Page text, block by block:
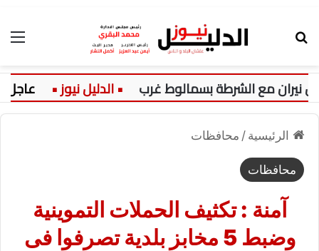
مع الشرطة بسمالوط غرب عاجل:
الرئيسية / محافظات
محافظات
آمنة : تكثيف الحملات التموينية
وضبط 5 مخابز بلدية تصرفوا فى